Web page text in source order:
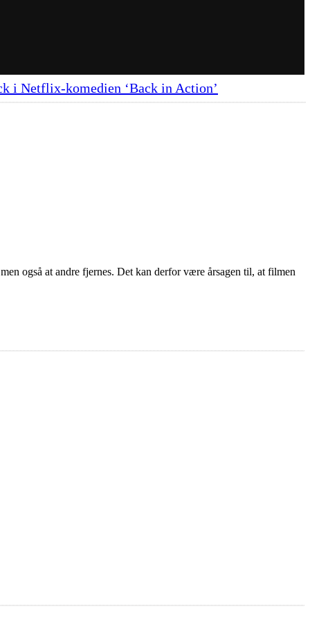
i Netflix-komedien ‘Back in Action’
også at andre fjernes. Det kan derfor være årsagen til, at filmen